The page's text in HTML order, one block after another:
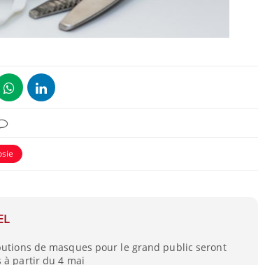
de masques pour le grand public seront
à partir du 4 mai
de la
sommeil ?